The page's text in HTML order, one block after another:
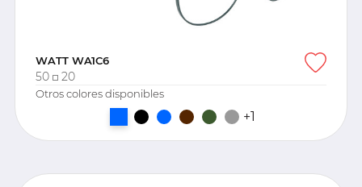
WATT WA1C6
50 20
Otros colores disponibles
+1